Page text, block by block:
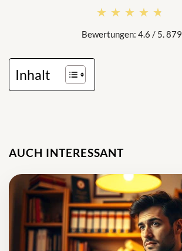
★★★★★
★★★★★
Bewertungen: 4.6 / 5. 879
Inhalt
AUCH INTERESSANT